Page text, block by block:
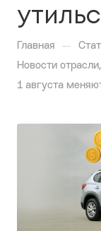
Главная —
Новости
1 августа